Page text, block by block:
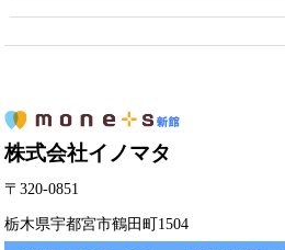
株式会社イノマタ
〒320-0851
栃木県宇都宮市鶴田町1504